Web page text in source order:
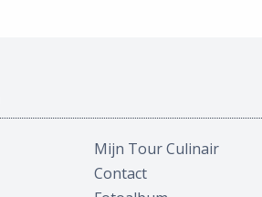
Mijn Tour Culinair
Contact